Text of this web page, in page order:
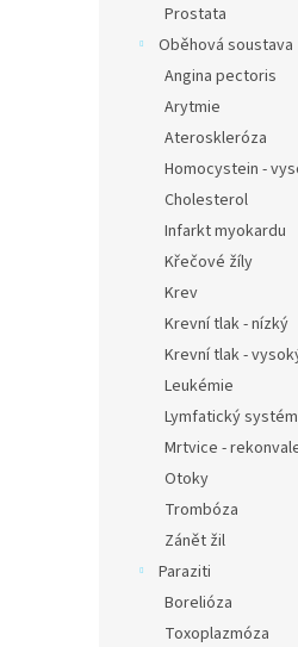
Prostata
Oběhová soustava
Angina pectoris
Arytmie
Ateroskleróza
Homocystein -
Cholesterol
Infarkt myokardu
Křečové žíly
Krev
Krevní tlak - nízký
Krevní tlak -
Leukémie
Lymfatický systém
Mrtvice -
Otoky
Trombóza
Zánět žil
Paraziti
Borelióza
Toxoplazmóza